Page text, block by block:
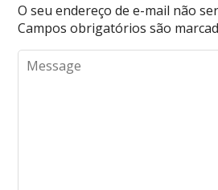
O seu endereço de e-mail não
Campos obrigatórios são